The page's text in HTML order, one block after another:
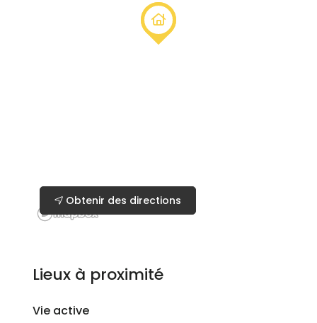
Obtenir des directions
Lieux à proximité
Vie active